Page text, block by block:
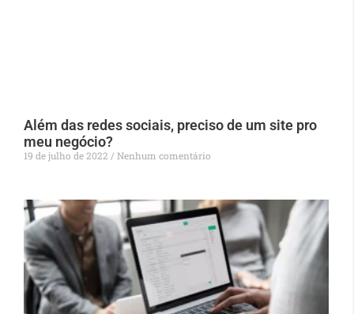
Além das redes sociais, preciso de um site pro
meu negócio?
19 de julho de 2022 Nenhum comentário